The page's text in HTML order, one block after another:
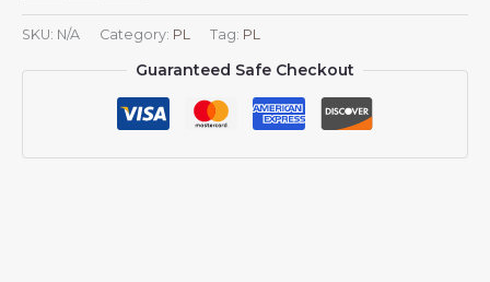
Kapelusze
przeciwsłoneczne
dla
SKU: N/A Category: PL Tag: PL
Guaranteed Safe Checkout